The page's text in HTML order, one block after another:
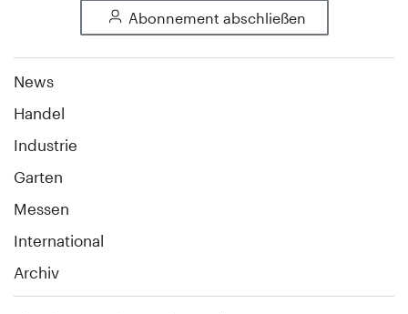
Abonnement abschließen
News
Handel
Industrie
Garten
Messen
International
Archiv